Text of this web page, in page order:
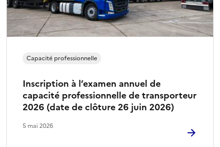
Inscription à l’examen annuel de
capacité professionnelle de transporteur
2026 (date de clôture 26 juin 2026)
Capacité professionnelle
5 mai 2026